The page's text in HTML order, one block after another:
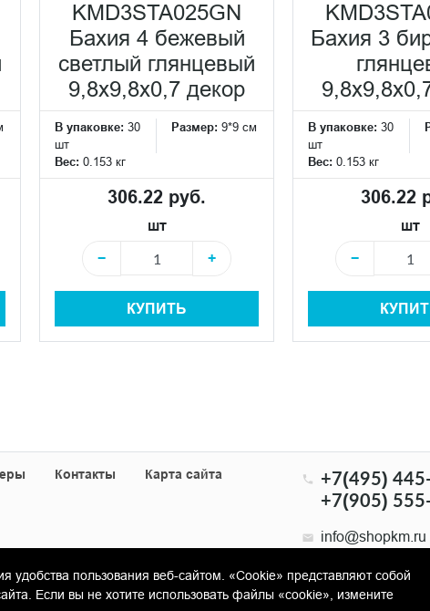
KMD3STA025GN
Бахия 4 бежевый
светлый глянцевый
9,8x9,8x0,7 декор
В упаковке: 30
шт
Размер: 9*9 см
Вес: 0.153 кг
306.22 руб.
шт
−
+
КУПИТЬ
Бахия 3
В упаковке: 30
шт
Вес: 0.153 кг
306.22
шт
−
Контакты
Карта сайта
+7(495)
+7(905)
info@shopkm.ru
пользования веб-сайтом. «Cookie» представляют собой
Если вы не хотите использовать файлы «cookie», измените